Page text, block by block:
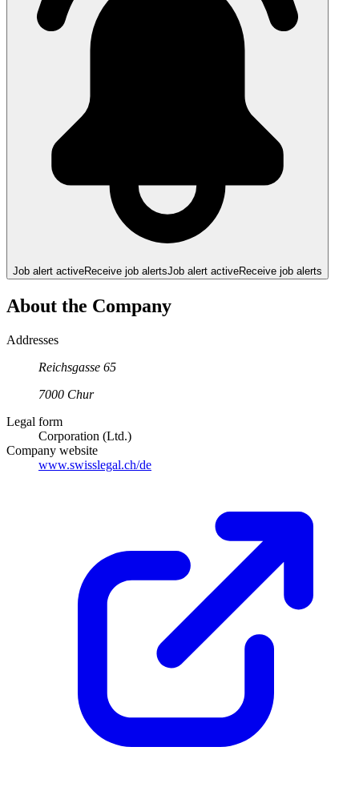
Job alert activeReceive job alertsJob alert activeReceive job alerts
About the Company
Addresses
Reichsgasse 65
7000 Chur
Legal form
Corporation (Ltd.)
Company website
www.swisslegal.ch/de